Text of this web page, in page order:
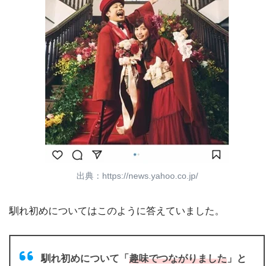
出典：https://news.yahoo.co.jp/
馴れ初めについてはこのように答えていました。
馴れ初めについて「 趣味でつながりました 」と